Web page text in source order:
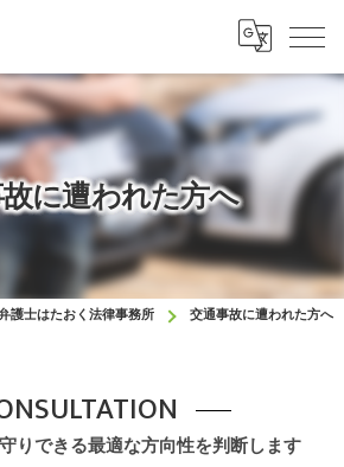
に遭われた方へ
護士はたおく法律事務所 交通事故に遭われた方へ
りできる最適な方向性を判断します